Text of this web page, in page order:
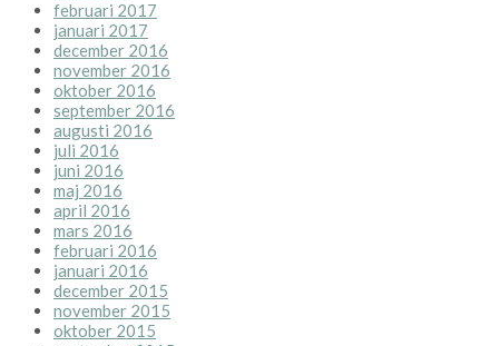
februari 2017
januari 2017
december 2016
november 2016
oktober 2016
september 2016
augusti 2016
juli 2016
juni 2016
maj 2016
april 2016
mars 2016
februari 2016
januari 2016
december 2015
november 2015
oktober 2015